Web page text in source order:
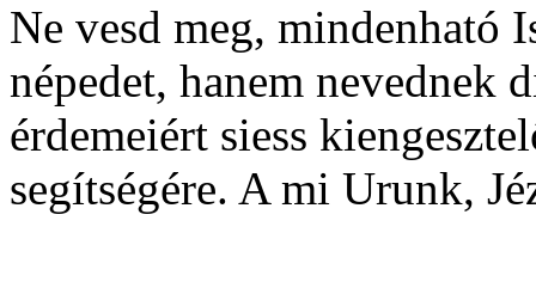
Ne vesd meg, mindenható
népedet, hanem nevednek
érdemeiért siess
segítségére. A mi Urunk,